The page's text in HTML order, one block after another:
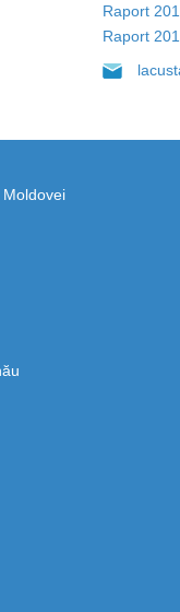
Raport
Raport